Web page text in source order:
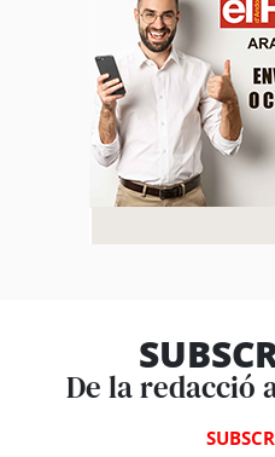
De la redacció